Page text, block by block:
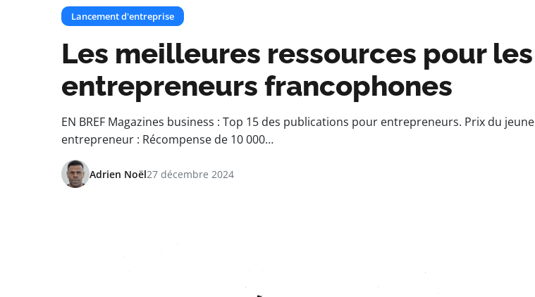
Lancement d'entreprise
Les meilleures ressources pour les
entrepreneurs francophones
EN BREF Magazines business : Top 15 des publications pour entrepreneurs. Prix du jeune
entrepreneur : Récompense de 10 000…
Adrien Noël27 décembre 2024